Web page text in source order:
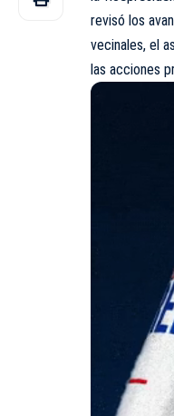
revisó los
vecinales, el
las acciones